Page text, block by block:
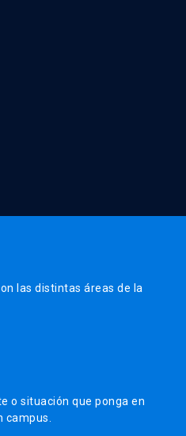
las distintas áreas de la
o situación que ponga en
campus.